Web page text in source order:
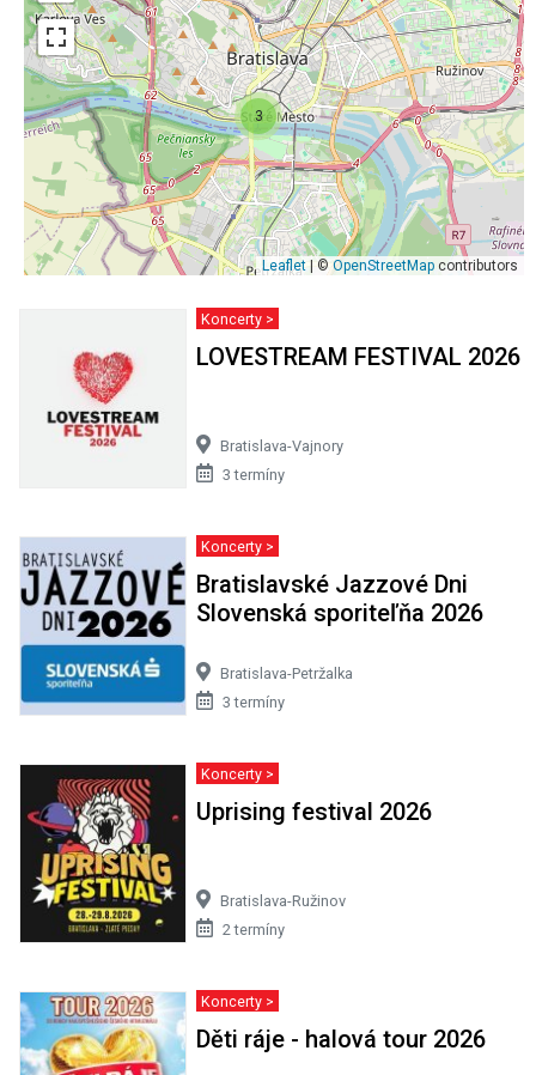
3
Leaflet | ©OpenStreetMap contributors
Koncerty >
LOVESTREAM FESTIVAL 2026
Bratislava-Vajnory
3 termíny
Koncerty >
Bratislavské Jazzové Dni
Slovenská sporiteľňa 2026
Bratislava-Petržalka
3 termíny
Koncerty >
Uprising festival 2026
Bratislava-Ružinov
2 termíny
Koncerty >
Děti ráje - halová tour 2026